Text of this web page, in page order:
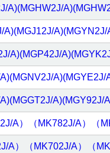
A)(MGHW2J/
A)(MGYN2J/
A)(MGP42J/
A)(MGYE2J/
A)(MGY92J/
A）（MK782J/A）（
A）（MK702J/A）（